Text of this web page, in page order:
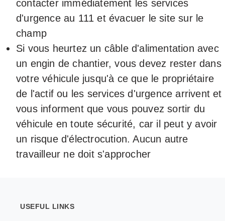
contacter immédiatement les services
d'urgence au 111 et évacuer le site sur le
champ
Si vous heurtez un câble d'alimentation avec
un engin de chantier, vous devez rester dans
votre véhicule jusqu'à ce que le propriétaire
de l'actif ou les services d'urgence arrivent et
vous informent que vous pouvez sortir du
véhicule en toute sécurité, car il peut y avoir
un risque d'électrocution. Aucun autre
travailleur ne doit s'approcher
USEFUL LINKS